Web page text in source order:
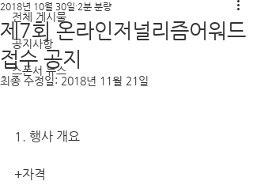
전체 게시물
공지사항
스폰서 뉴스
제7회 온라인저널리즘어워드
접수 공지
2018년 10월 30일 2분 분량
최종 수정일: 2018년 11월 21일
1. 행사 개요
+자격